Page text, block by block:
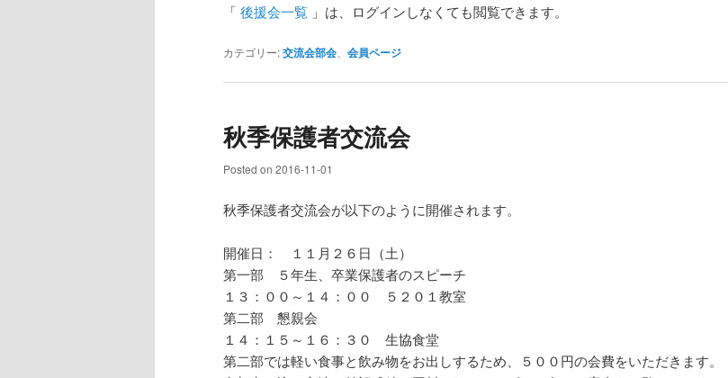
「 後援会一覧 」は、ログインしなくても閲覧できます。
カテゴリー:交流会部会 会員ページ
秋季保護者交流会
Posted on 2016-11-01
秋季保護者交流会が以下のように開催されます。
開催日： １１月２６日（土）
第一部 ５年生、卒業保護者のスピーチ
１３：００～１４：００ ５２０１教室
第二部 懇親会
１４：１５～１６：３０ 生協食堂
第二部では軽い食事と飲み物をお出しするため、５００円の会費をいただきます。